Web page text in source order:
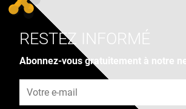
RESTEZ INFORMÉ
Abonnez-vous gratuitement à notre